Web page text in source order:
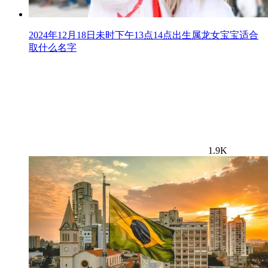
2024年12月18日未时下午13点14点出生属龙女宝宝适合
取什么名字
1.9K